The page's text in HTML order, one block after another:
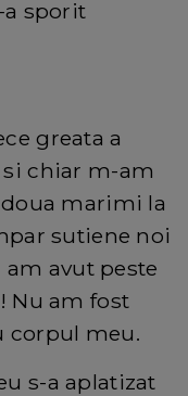
a sporit
greata a
chiar m-am
marimi la
sutiene noi
am avut peste
Nu am fost
corpul meu.
s-a aplatizat